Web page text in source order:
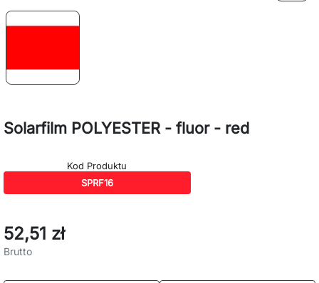
Solarfilm POLYESTER - fluor - red
Kod Produktu
SPRF16
52,51 zł
Brutto